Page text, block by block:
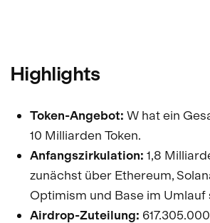
Highlights
Token-Angebot: W hat ein
10 Milliarden Token.
Anfangszirkulation: 1,8
zunächst über Ethereum,
Optimism und Base im Umlauf
Airdrop-Zuteilung: